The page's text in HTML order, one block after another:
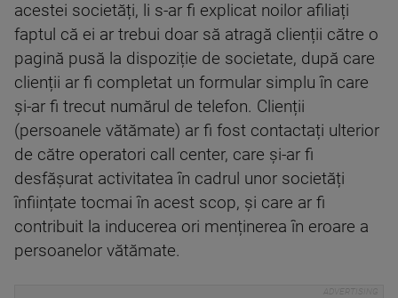
acestei societăți, li s-ar fi explicat noilor afiliați
faptul că ei ar trebui doar să atragă clienții către o
pagină pusă la dispoziție de societate, după care
clienții ar fi completat un formular simplu în care
și-ar fi trecut numărul de telefon. Clienții
(persoanele vătămate) ar fi fost contactați ulterior
de către operatori call center, care și-ar fi
desfășurat activitatea în cadrul unor societăți
înființate tocmai în acest scop, și care ar fi
contribuit la inducerea ori menținerea în eroare a
persoanelor vătămate.